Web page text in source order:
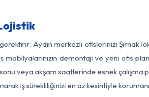
Aydın merkezli ofislerinizi Şırnak
demontajı ve yeni ofis
veya akşam saatlerinde esnek çalışma
iş sürekliliğinizi en az kesintiyle